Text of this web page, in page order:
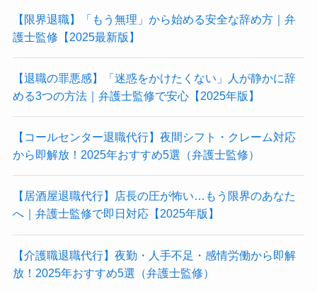
【限界退職】「もう無理」から始める安全な辞め方｜弁
護士監修【2025最新版】
【退職の罪悪感】「迷惑をかけたくない」人が静かに辞
める3つの方法｜弁護士監修で安心【2025年版】
【コールセンター退職代行】夜間シフト・クレーム対応
から即解放！2025年おすすめ5選（弁護士監修）
【居酒屋退職代行】店長の圧が怖い…もう限界のあなた
へ｜弁護士監修で即日対応【2025年版】
【介護職退職代行】夜勤・人手不足・感情労働から即解
放！2025年おすすめ5選（弁護士監修）